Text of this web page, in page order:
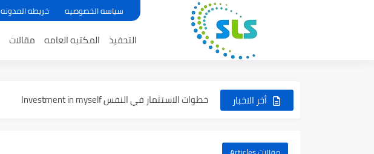
سياسه الخصوصيه خريطه المدونه
التحفيذ المكتبه العامه مقالات
أخر الاخبار
كتاب كيف أصبحوا عظماء لـ سعد سعود الكريباني
خطوات الاستثمار في النفس Investment in myself